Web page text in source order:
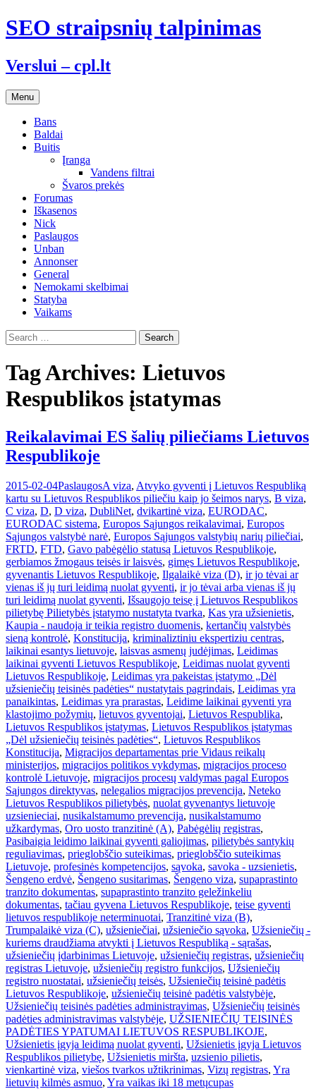
Skip
to
SEO straipsnių talpinimas
Verslui – cpl.lt
Menu
Bans
Baldai
Buitis
Įranga
Vandens filtrai
Švaros prekės
Forumas
Iškasenos
Nick
Paslaugos
Unban
Annonser
General
Nemokami skelbimai
Statyba
Vaikams
Search
for:
Tag Archives: Lietuvos
Respublikos įstatymas
Reikalavimai ES šalių piliečiams Lietuvos
Respublikoje
2015-02-04PaslaugosA viza, Atvyko gyventi į Lietuvos Respubliką
kartu su Lietuvos Respublikos piliečiu kaip jo šeimos narys, B viza,
C viza, D, D viza, DubliNet, dvikartinė viza, EURODAC,
EURODAC sistema, Europos Sąjungos reikalavimai, Europos
Sąjungos valstybė narė, Europos Sąjungos valstybių narių piliečiai,
FRTD, FTD, Gavo pabėgėlio statusą Lietuvos Respublikoje,
gerbiamos žmogaus teisės ir laisvės, gimęs Lietuvos Respublikoje,
gyvenantis Lietuvos Respublikoje, Ilgalaikė viza (D), ir jo tėvai ar
vienas iš jų turi leidimą nuolat gyventi, ir jo tėvai arba vienas iš jų
turi leidimą nuolat gyventi, Išsaugojo teisę į Lietuvos Respublikos
pilietybę Pilietybės įstatymo nustatyta tvarka, Kas yra užsienietis,
Kaupia - naudoja ir teikia registro duomenis, kertančių valstybės
sieną kontrolė, Konstitucija, kriminaliztiniu ekspertiziu centras,
laikinai esantys lietuvoje, laisvas asmenų judėjimas, Leidimas
laikinai gyventi Lietuvos Respublikoje, Leidimas nuolat gyventi
Lietuvos Respublikoje, Leidimas yra pakeistas įstatymo „Dėl
užsieniečių teisinės padėties“ nustatytais pagrindais, Leidimas yra
panaikintas, Leidimas yra prarastas, Leidime laikinai gyventi yra
klastojimo požymių, lietuvos gyventojai, Lietuvos Respublika,
Lietuvos Respublikos įstatymas, Lietuvos Respublikos įstatymas
„Dėl užsieniečių teisinės padėties“, Lietuvos Respublikos
Konstitucija, Migracijos departamentas prie Vidaus reikalų
ministerijos, migracijos politikos vykdymas, migracijos proceso
kontrolė Lietuvoje, migracijos procesų valdymas pagal Europos
Sąjungos direktyvas, nelegalios migracijos prevencija, Neteko
Lietuvos Respublikos pilietybės, nuolat gyvenantys lietuvoje
uzsienieciai, nusikalstamumo prevencija, nusikalstamumo
užkardymas, Oro uosto tranzitinė (A), Pabėgėlių registras,
Pasibaigia leidimo laikinai gyventi galiojimas, pilietybės santykių
reguliavimas, prieglobščio suteikimas, prieglobščio suteikimas
Lietuvoje, profesinės kompetencijos, sąvoka, savoka - uzsienietis,
Šengeno erdvė, Šengeno susitarimas, Šengeno viza, supaprastinto
tranzito dokumentas, supaprastinto tranzito geležinkeliu
dokumentas, tačiau gyvena Lietuvos Respublikoje, teise gyventi
lietuvos respublikoje neterminuotai, Tranzitinė viza (B),
Trumpalaikė viza (C), užsieniečiai, užsieniečio sąvoka, Užsieniečių -
kuriems draudžiama atvykti į Lietuvos Respubliką - sąrašas,
užsieniečių įdarbinimas Lietuvoje, užsieniečių registras, užsieniečių
registras Lietuvoje, užsieniečių registro funkcijos, Užsieniečių
registro nuostatai, užsieniečių teisės, Užsieniečių teisinė padėtis
Lietuvos Respublikoje, užsieniečių teisinė padėtis valstybėje,
Užsieniečių teisinės padėties administravimas, Užsieniečių teisinės
padėties administravimas valstybėje, UŽSIENIEČIŲ TEISINĖS
PADĖTIES YPATUMAI LIETUVOS RESPUBLIKOJE,
Užsienietis įgyja leidimą nuolat gyventi, Užsienietis įgyja Lietuvos
Respublikos pilietybę, Užsienietis miršta, uzsienio pilietis,
vienkartinė viza, viešos tvarkos užtikrinimas, Vizų registras, Yra
lietuvių kilmės asmuo, Yra vaikas iki 18 metųcupas